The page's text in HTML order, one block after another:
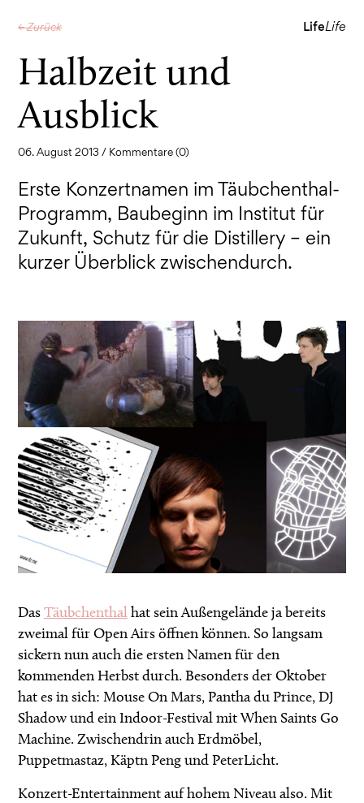
← Zurück LifeLife
Halbzeit und
Ausblick
06. August 2013 / Kommentare (0)
Erste Konzertnamen im Täubchenthal-
Programm, Baubeginn im Institut für
Zukunft, Schutz für die Distillery – ein
kurzer Überblick zwischendurch.
DasTäubchenthalhat sein Außengelände ja bereits
zweimal für Open Airs öffnen können. So langsam
sickern nun auch die ersten Namen für den
kommenden Herbst durch. Besonders der Oktober
hat es in sich: Mouse On Mars, Pantha du Prince, DJ
Shadow und ein Indoor-Festival mit When Saints Go
Machine. Zwischendrin auch Erdmöbel,
Puppetmastaz, Käptn Peng und PeterLicht.
Konzert-Entertainment auf hohem Niveau also. Mit